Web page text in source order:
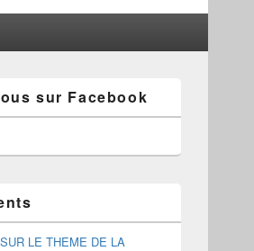
sur Facebook
LE THEME DE LA